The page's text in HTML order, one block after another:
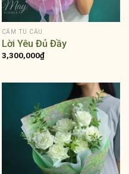
CẨM TÚ CẦU
Lời Yêu Đủ Đầy
3,300,000₫